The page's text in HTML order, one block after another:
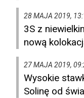
28 MAJA 2019,
3S z
nową
27 MAJA 2019,
Wysokie
Solinę od